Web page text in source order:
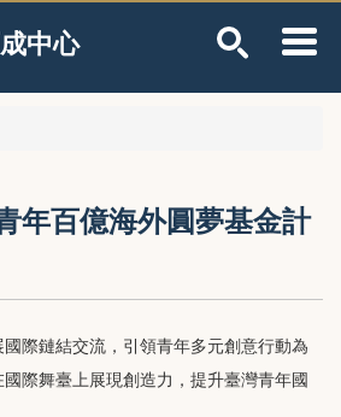
中心
年百億海外圓夢基金計
際鏈結交流，引領青年多元創意行動為
際舞臺上展現創造力，提升臺灣青年國